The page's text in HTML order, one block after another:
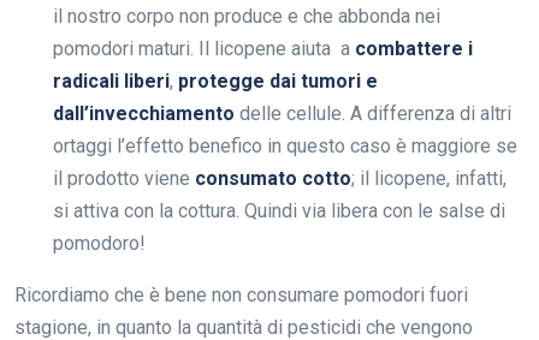
il nostro corpo non produce e che abbonda nei
pomodori maturi. Il licopene aiuta a combattere i
radicali liberi, protegge dai tumori e
dall’invecchiamento delle cellule. A differenza di altri
ortaggi l’effetto benefico in questo caso è maggiore se
il prodotto viene consumato cotto; il licopene, infatti,
si attiva con la cottura. Quindi via libera con le salse di
pomodoro!
Ricordiamo che è bene non consumare pomodori fuori
stagione, in quanto la quantità di pesticidi che vengono